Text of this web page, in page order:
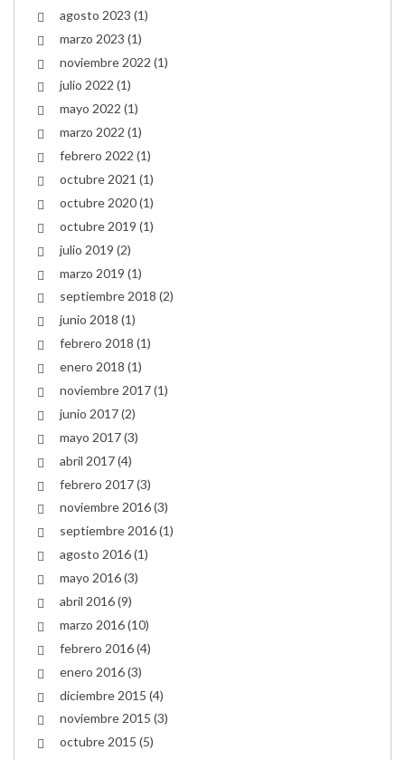
agosto 2023 (1)
marzo 2023 (1)
noviembre 2022 (1)
julio 2022 (1)
mayo 2022 (1)
marzo 2022 (1)
febrero 2022 (1)
octubre 2021 (1)
octubre 2020(1)
octubre 2019 (1)
julio 2019 (2)
marzo 2019 (1)
septiembre 2018 (2)
junio 2018 (1)
febrero 2018 (1)
enero 2018 (1)
noviembre 2017(1)
junio 2017(2)
mayo 2017(3)
abril 2017(4)
febrero 2017(3)
noviembre 2016(3)
septiembre 2016(1)
agosto 2016(1)
mayo 2016(3)
abril 2016(9)
marzo 2016(10)
febrero 2016(4)
enero 2016(3)
diciembre 2015 (4)
noviembre 2015 (3)
octubre 2015 (5)